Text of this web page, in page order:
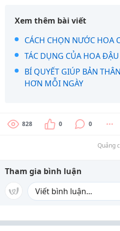
Xem thêm bài viết
CÁCH CHỌN NƯỚC HOA
TÁC DỤNG CỦA HOA ĐẬU
BÍ QUYẾT GIÚP BẢN
HƠN MỖI NGÀY
828 0 0
Quảng
Tham gia bình luận